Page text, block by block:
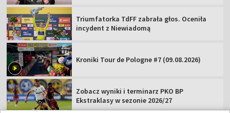
Triumfatorka TdFF zabrała głos. Oceniła
incydent z Niewiadomą
Kroniki Tour de Pologne #7 (09.08.2026)
Zobacz wyniki i terminarz PKO BP
Ekstraklasy w sezonie 2026/27